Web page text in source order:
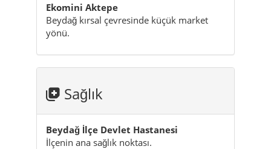
Ekomini Aktepe
Beydağ kırsal çevresinde küçük market
yönü.
Sağlık
Beydağ İlçe Devlet Hastanesi
İlçenin ana sağlık noktası.